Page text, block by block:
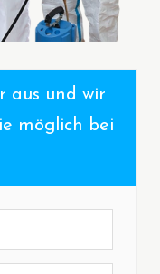
aus und wir
möglich bei